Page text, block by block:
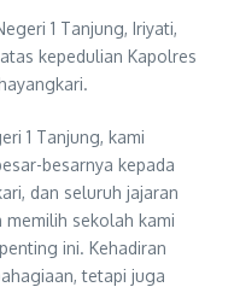
1 Tanjung, Iriyati,
kepedulian Kapolres
1 Tanjung, kami
besarnya kepada
dan seluruh jajaran
sekolah kami
ini. Kehadiran
tetapi juga